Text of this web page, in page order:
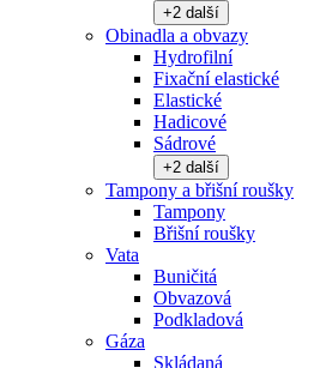
+2 další
Obinadla a obvazy
Hydrofilní
Fixační elastické
Elastické
Hadicové
Sádrové
+2 další
Tampony a břišní roušky
Tampony
Břišní roušky
Vata
Buničitá
Obvazová
Podkladová
Gáza
Skládaná